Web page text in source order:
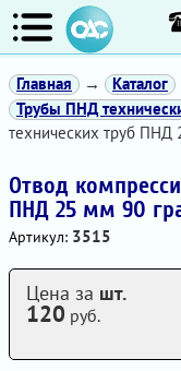
Главная → Каталог
Трубы ПНД
технических труб ПНД
Отвод
ПНД 25 мм 90
Артикул: 3515
Цена за шт.
120 руб.